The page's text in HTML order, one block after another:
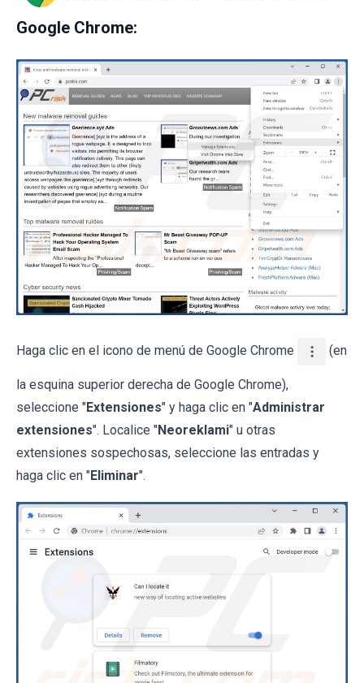
Google Chrome:
Haga clic en el icono de menú de Google Chrome (en
la esquina superior derecha de Google Chrome),
seleccione "Extensiones" y haga clic en "Administrar
extensiones". Localice "Neoreklami" u otras
extensiones sospechosas, seleccione las entradas y
haga clic en "Eliminar".